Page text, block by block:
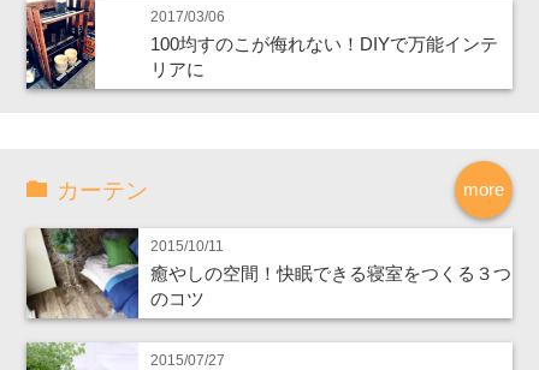
2017/03/06
100均すのこが侮れない！DIYで万能インテ
リアに
more
カーテン
2015/10/11
癒やしの空間！快眠できる寝室をつくる３つ
のコツ
2015/07/27